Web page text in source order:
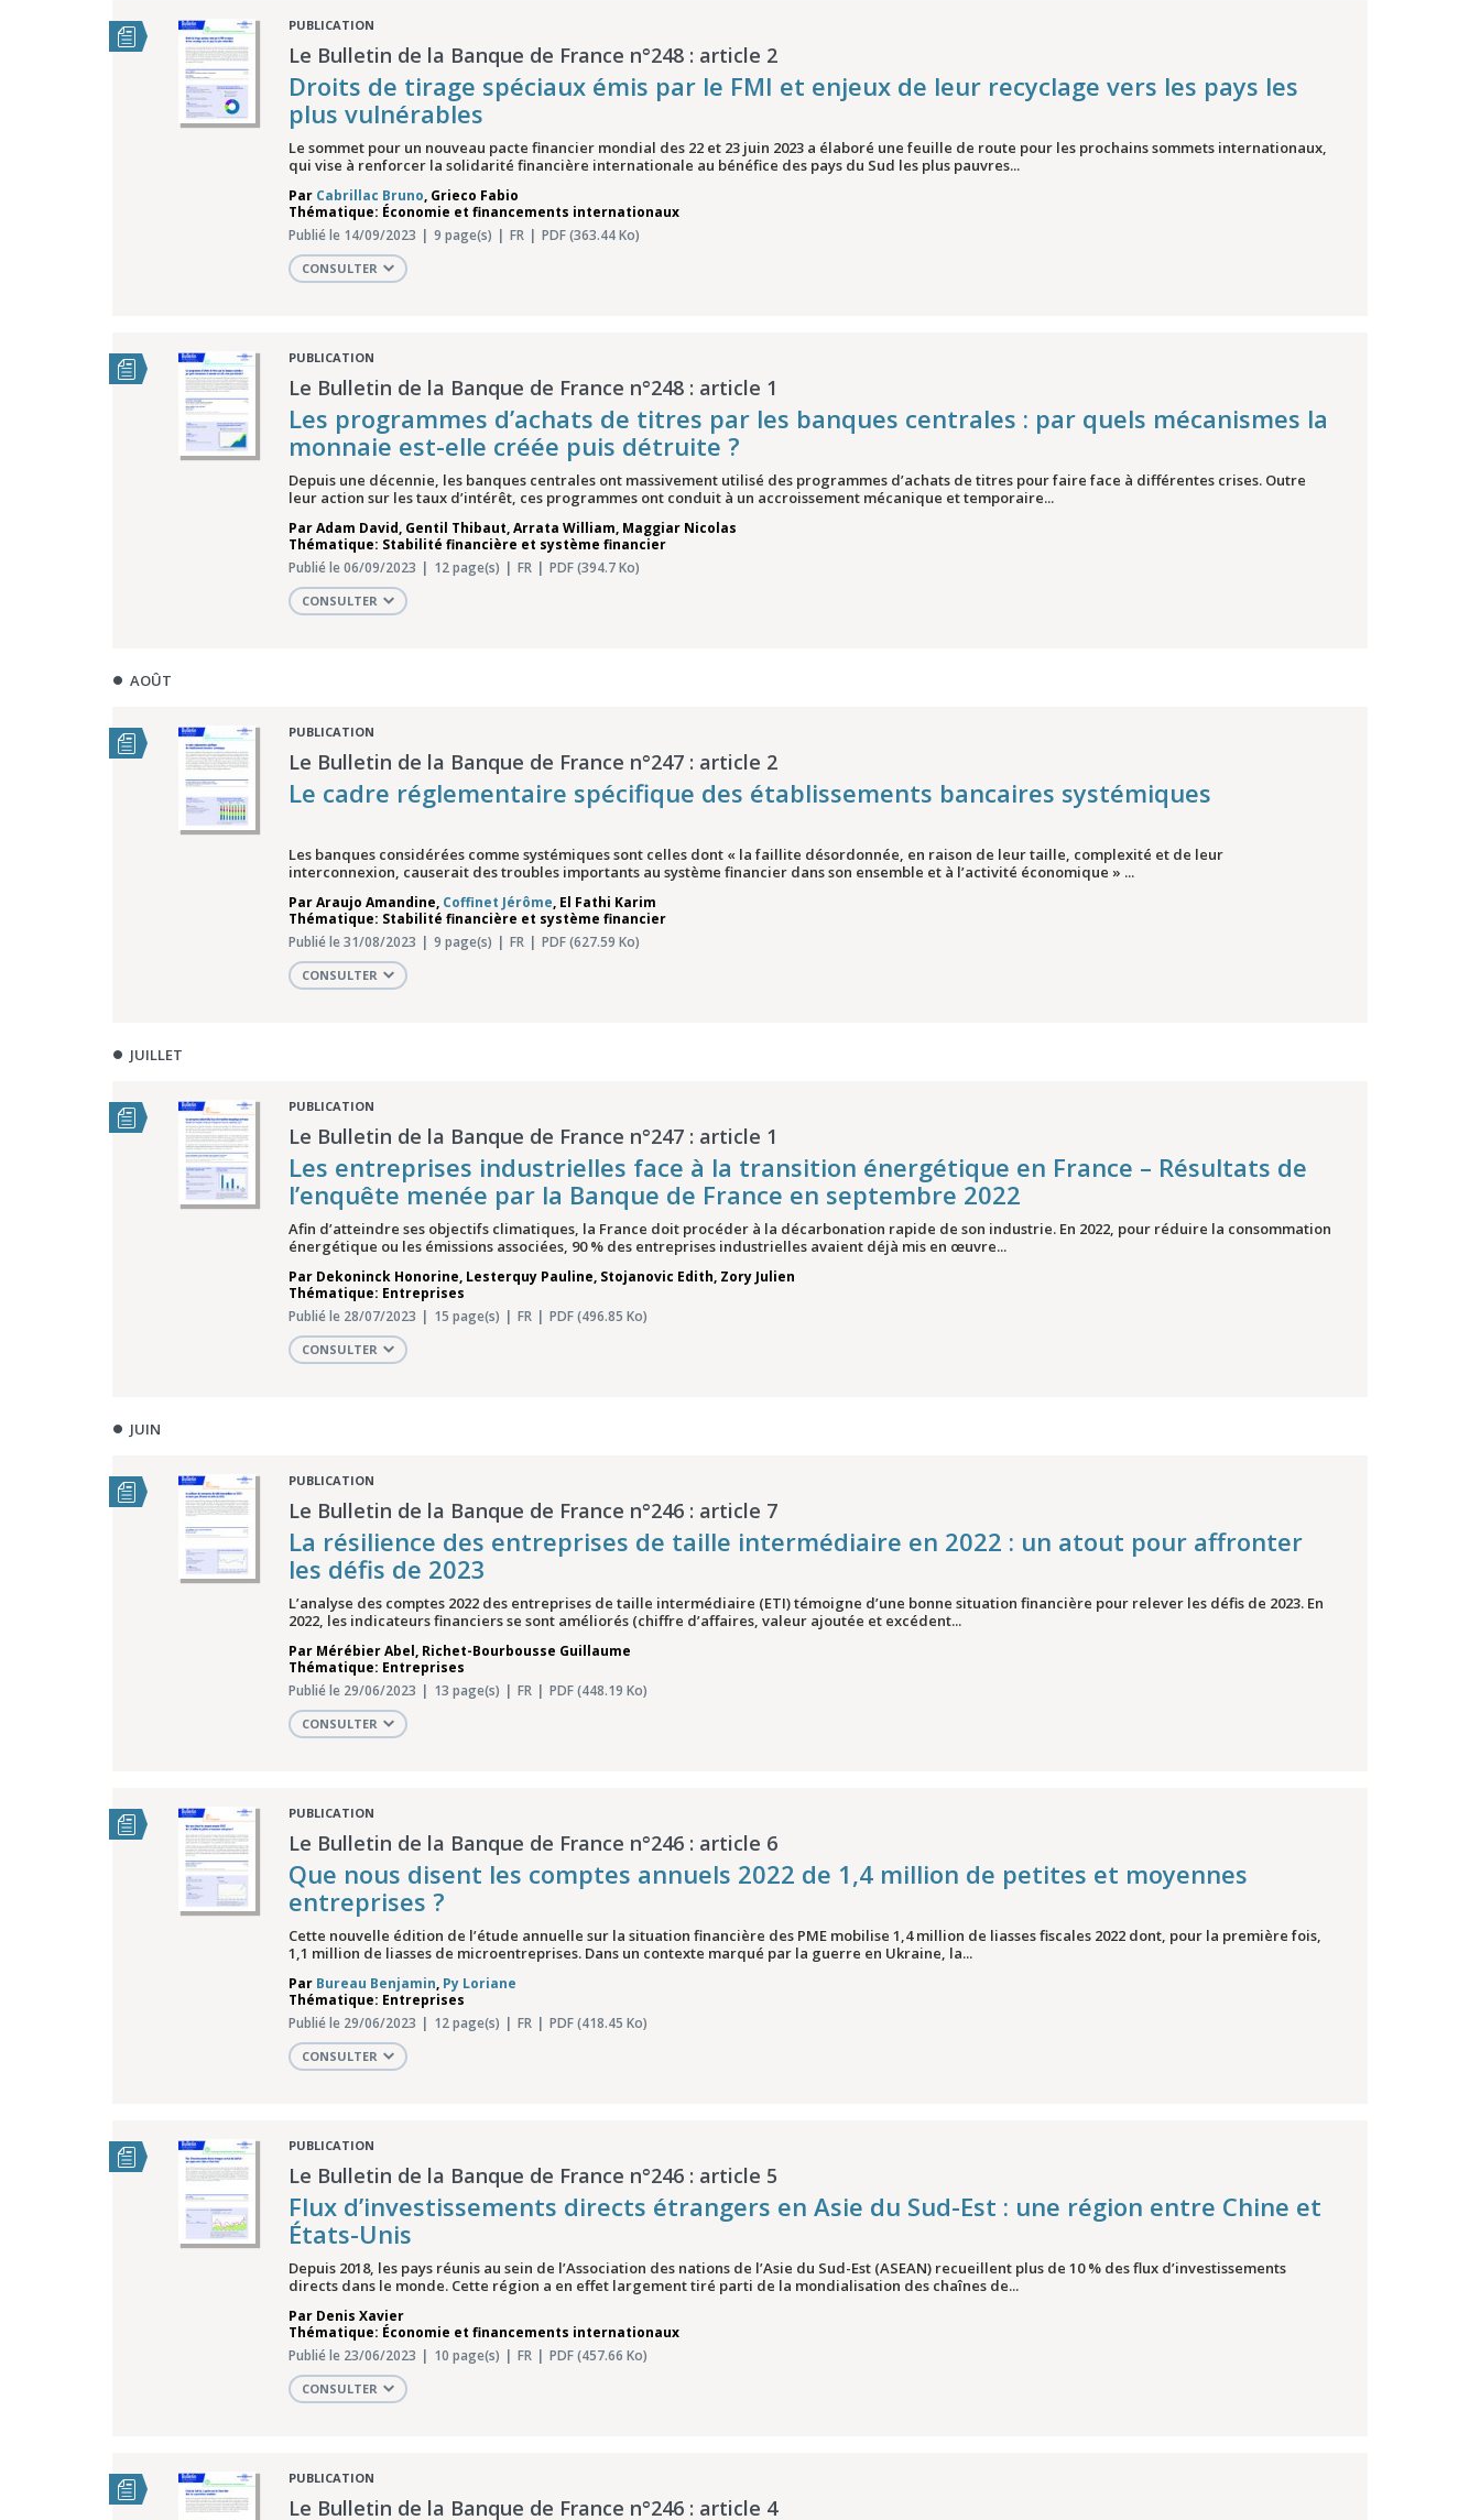
PUBLICATION
Le Bulletin de la Banque de France n°248 : article 2
Droits de tirage spéciaux émis par le FMI et enjeux de leur recyclage vers les pays les
plus vulnérables
Le sommet pour un nouveau pacte financier mondial des 22 et 23 juin 2023 a élaboré une feuille de route pour les prochains sommets internationaux,
qui vise à renforcer la solidarité financière internationale au bénéfice des pays du Sud les plus pauvres...
Par Cabrillac Bruno, Grieco Fabio
Thématique: Économie et financements internationaux
Publié le 14/09/2023
9 page(s) FR PDF (363.44 Ko)
CONSULTER
PUBLICATION
Le Bulletin de la Banque de France n°248 : article 1
Les programmes d’achats de titres par les banques centrales : par quels mécanismes la
monnaie est-elle créée puis détruite ?
Depuis une décennie, les banques centrales ont massivement utilisé des programmes d’achats de titres pour faire face à différentes crises. Outre
leur action sur les taux d’intérêt, ces programmes ont conduit à un accroissement mécanique et temporaire...
ParAdam David, Gentil Thibaut,Arrata William, Maggiar Nicolas
Thématique: Stabilité financière et système financier
Publié le 06/09/2023
12 page(s) FR PDF (394.7 Ko)
CONSULTER
AOÛT
PUBLICATION
Le Bulletin de la Banque de France n°247 : article 2
Le cadre réglementaire spécifique des établissements bancaires systémiques
Les banques considérées comme systémiques sont celles dont « la faillite désordonnée, en raison de leur taille, complexité et de leur
interconnexion, causerait des troubles importants au système financier dans son ensemble et à l’activité économique » ...
ParAraujo Amandine, Coffinet Jérôme, El Fathi Karim
Thématique: Stabilité financière et système financier
Publié le 31/08/2023
9 page(s) FR PDF (627.59 Ko)
CONSULTER
JUILLET
PUBLICATION
Le Bulletin de la Banque de France n°247 : article 1
Les entreprises industrielles face à la transition énergétique en France – Résultats de
l’enquête menée par la Banque de France en septembre 2022
Afin d’atteindre ses objectifs climatiques, la France doit procéder à la décarbonation rapide de son industrie. En 2022, pour réduire la consommation
énergétique ou les émissions associées, 90 % des entreprises industrielles avaient déjà mis en œuvre...
Par Dekoninck Honorine, Lesterquy Pauline, Stojanovic Edith, Zory Julien
Thématique: Entreprises
Publié le 28/07/2023
15 page(s) FR PDF (496.85 Ko)
CONSULTER
JUIN
PUBLICATION
Le Bulletin de la Banque de France n°246 : article 7
La résilience des entreprises de taille intermédiaire en 2022 : un atout pour affronter
les défis de 2023
L’analyse des comptes 2022 des entreprises de taille intermédiaire (ETI) témoigne d’une bonne situation financière pour relever les défis de 2023. En
2022, les indicateurs financiers se sont améliorés (chiffre d’affaires, valeur ajoutée et excédent...
Par Mérébier Abel, Richet-Bourbousse Guillaume
Thématique: Entreprises
Publié le 29/06/2023
13 page(s) FR PDF (448.19 Ko)
CONSULTER
PUBLICATION
Le Bulletin de la Banque de France n°246 : article 6
Que nous disent les comptes annuels 2022 de 1,4 million de petites et moyennes
entreprises ?
Cette nouvelle édition de l’étude annuelle sur la situation financière des PME mobilise 1,4 million de liasses fiscales 2022 dont, pour la première fois,
1,1 million de liasses de microentreprises. Dans un contexte marqué par la guerre en Ukraine, la...
Par Bureau Benjamin, Py Loriane
Thématique: Entreprises
Publié le 29/06/2023
12 page(s) FR PDF (418.45 Ko)
CONSULTER
PUBLICATION
Le Bulletin de la Banque de France n°246 : article 5
Flux d’investissements directs étrangers en Asie du Sud-Est : une région entre Chine et
États-Unis
Depuis 2018, les pays réunis au sein de l’Association des nations de l’Asie du Sud-Est (ASEAN) recueillent plus de 10 % des flux d’investissements
directs dans le monde. Cette région a en effet largement tiré parti de la mondialisation des chaînes de...
Par Denis Xavier
Thématique: Économie et financements internationaux
Publié le 23/06/2023
10 page(s) FR PDF (457.66 Ko)
CONSULTER
PUBLICATION
Le Bulletin de la Banque de France n°246 : article 4